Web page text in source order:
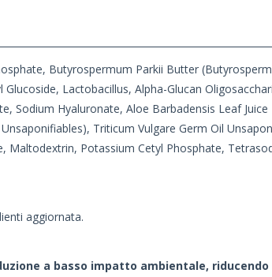
Butyrospermum Parkii Butter
Lactobacillus, Alpha-Glucan
Sodium Hyaluronate, Aloe Barbadensis Leaf
Triticum Vulgare Germ Oil
Maltodextrin, Potassium Cetyl Phosphate,
aggiornata.
a basso impatto ambientale, riducendo